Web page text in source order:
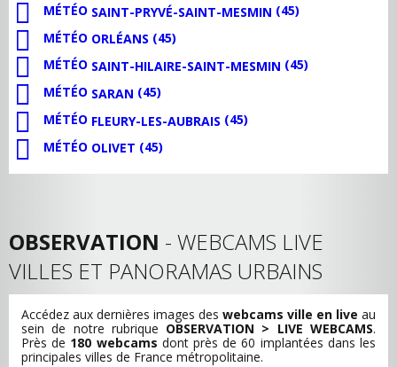
MÉTÉO SAINT-PRYVÉ-SAINT-MESMIN (45)
MÉTÉO ORLÉANS (45)
MÉTÉO SAINT-HILAIRE-SAINT-MESMIN (45)
MÉTÉO SARAN (45)
MÉTÉO FLEURY-LES-AUBRAIS (45)
MÉTÉO OLIVET (45)
OBSERVATION - WEBCAMS LIVE
VILLES ET PANORAMAS URBAINS
Accédez aux dernières images des webcams ville en live au
sein de notre rubrique OBSERVATION > LIVE WEBCAMS.
Près de 180 webcams dont près de 60 implantées dans les
principales villes de France métropolitaine.